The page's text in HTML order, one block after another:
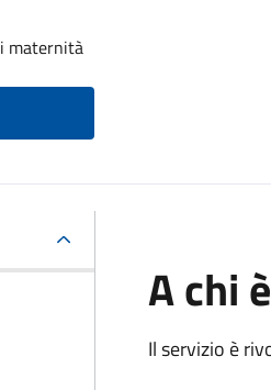
maternità
A chi
Il servizio è